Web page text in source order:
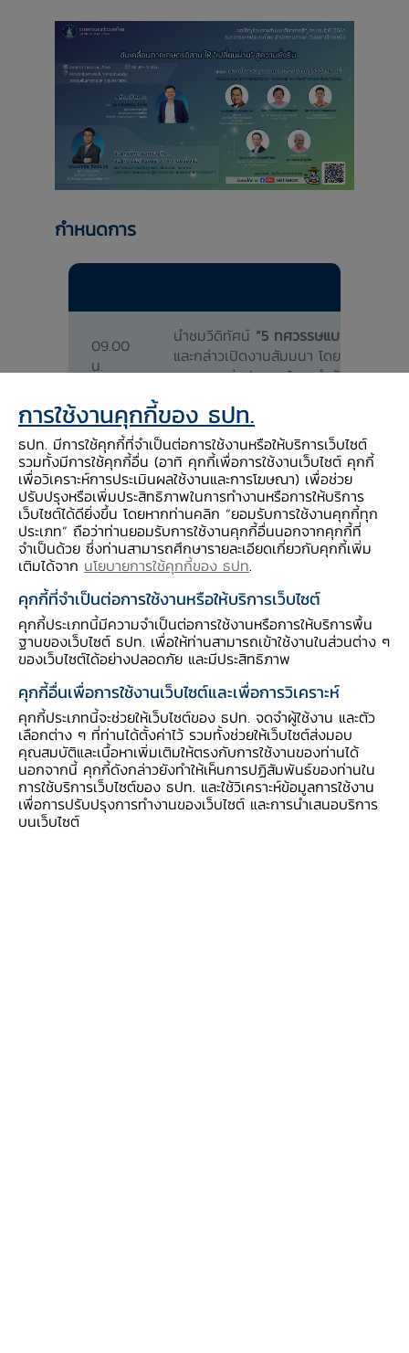
กำหนดการ
09.00
น.
นำชมวีดิทัศน์ “5 ทศวรรษแบงก์ชาติอีส
และกล่าวเปิดงานสัมมนา โดย
ธนาคารแห่งประเทศไทย สำนักงานภาคต
09.15 น.
นำเสนอ“ชวนคุยทิศทางเศรษฐกิจ...ชว
โดยคุณมนัสชัย จึงตระกูลผู้ช่วยผู้อำนว
ธนาคารแห่งประเทศไทย สำนักงานภาค
11.00 น.
เสวนา เรื่อง“ท้องถิ่นชวนคุย ชวนคิด ส
-คุณสินสมุทร ศรีแสนปางผู้จัดการ บจ
หยอด”
-คุณนงค์ลักษณ์ อัศวสกุลชัย
-คุณวุฒิพงษ์ พลอยวิเลิศ
-รศ.ดร.ชวลิต ถิ่นวงศ์พิทักษ์
ผู้อำนวย
ดำเนินรายการโดยคุณนพภา พันธุ์เพ็ง
สรุปงานสัมมนาวิชาการ
การใช้งานคุกกี้ของ ธปท.
ธปท. มีการใช้คุกกี้ที่จำเป็นต่อการใช้งานหรือให้บริการเว็บไซต์
รวมทั้งมีการใช้คุกกี้อื่น (อาทิ คุกกี้เพื่อการใช้งานเว็บไซต์ คุกกี้
เพื่อวิเคราะห์การประเมินผลใช้งานและการโฆษณา) เพื่อช่วย
ปรับปรุงหรือเพิ่มประสิทธิภาพในการทำงานหรือการให้บริการ
เว็บไซต์ได้ดียิ่งขึ้น โดยหากท่านคลิก “ยอมรับการใช้งานคุกกี้ทุก
ประเภท” ถือว่าท่านยอมรับการใช้งานคุกกี้อื่นนอกจากคุกกี้ที่
จำเป็นด้วย ซึ่งท่านสามารถศึกษารายละเอียดเกี่ยวกับคุกกี้เพิ่ม
เติมได้จาก นโยบายการใช้คุกกี้ของ ธปท.
คุกกี้ที่จำเป็นต่อการใช้งานหรือให้บริการเว็บไซต์
คุกกี้ประเภทนี้มีความจำเป็นต่อการใช้งานหรือการให้บริการพื้น
ฐานของเว็บไซต์ ธปท. เพื่อให้ท่านสามารถเข้าใช้งานในส่วนต่าง ๆ
ของเว็บไซต์ได้อย่างปลอดภัย และมีประสิทธิภาพ
คุกกี้อื่นเพื่อการใช้งานเว็บไซต์และเพื่อการวิเคราะห์
คุกกี้ประเภทนี้จะช่วยให้เว็บไซต์ของ ธปท. จดจำผู้ใช้งาน และตัว
เลือกต่าง ๆ ที่ท่านได้ตั้งค่าไว้ รวมทั้งช่วยให้เว็บไซต์ส่งมอบ
คุณสมบัติและเนื้อหาเพิ่มเติมให้ตรงกับการใช้งานของท่านได้
นอกจากนี้ คุกกี้ดังกล่าวยังทำให้เห็นการปฏิสัมพันธ์ของท่านใน
การใช้บริการเว็บไซต์ของ ธปท. และใช้วิเคราะห์ข้อมูลการใช้งาน
เพื่อการปรับปรุงการทำงานของเว็บไซต์ และการนำเสนอบริการ
บนเว็บไซต์